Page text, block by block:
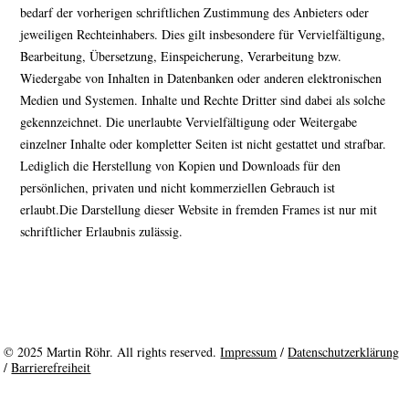
bedarf der vorherigen schriftlichen Zustimmung des Anbieters oder
jeweiligen Rechteinhabers. Dies gilt insbesondere für Vervielfältigung,
Bearbeitung, Übersetzung, Einspeicherung, Verarbeitung bzw.
Wiedergabe von Inhalten in Datenbanken oder anderen elektronischen
Medien und Systemen. Inhalte und Rechte Dritter sind dabei als solche
gekennzeichnet. Die unerlaubte Vervielfältigung oder Weitergabe
einzelner Inhalte oder kompletter Seiten ist nicht gestattet und strafbar.
Lediglich die Herstellung von Kopien und Downloads für den
persönlichen, privaten und nicht kommerziellen Gebrauch ist
erlaubt.Die Darstellung dieser Website in fremden Frames ist nur mit
schriftlicher Erlaubnis zulässig.
© 2025 Martin Röhr. All rights reserved.Impressum /Datenschutzerklärung
/Barrierefreiheit